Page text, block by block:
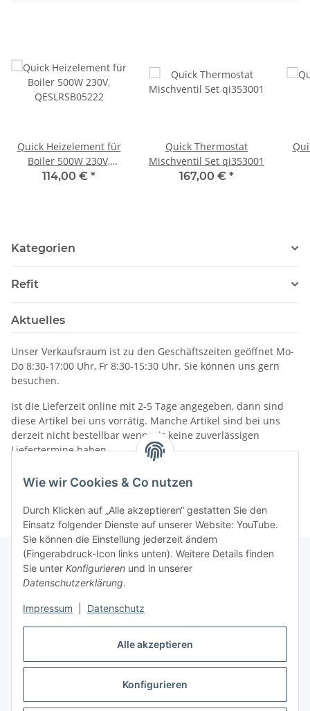
Alle akzeptieren
Konfigurieren
Wie wir Cookies & Co nutzen
Durch Klicken auf „Alle akzeptieren“ gestatten Sie den
Einsatz folgender Dienste auf unserer Website: YouTube.
Sie können die Einstellung jederzeit ändern
(Fingerabdruck-Icon links unten). Weitere Details finden
Sie unter Konfigurieren und in unserer
Datenschutzerklärung.
Impressum Datenschutz
Quick Heizelement für
Boiler 500W 230V,
QESLRSB05222
114,00 € *
Quick Thermostat
Mischventil Set qi353001
167,00 € *
Kategorien
Refit
Aktuelles
Unser Verkaufsraum ist zu den Geschäftszeiten geöffnet Mo-
Do 8:30-17:00 Uhr, Fr 8:30-15:30 Uhr. Sie können uns gern
besuchen.
Ist die Lieferzeit online mit 2-5 Tage angegeben, dann sind
diese Artikel bei uns vorrätig. Manche Artikel sind bei uns
derzeit nicht bestellbar wenn wir keine zuverlässigen
Liefertermine haben.
Informationen
Gesetzliche Informationen
Vertrag widerrufen